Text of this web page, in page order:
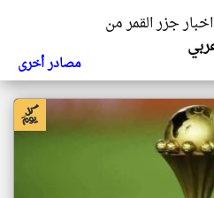
جزر القمر من
مصادر أخرى